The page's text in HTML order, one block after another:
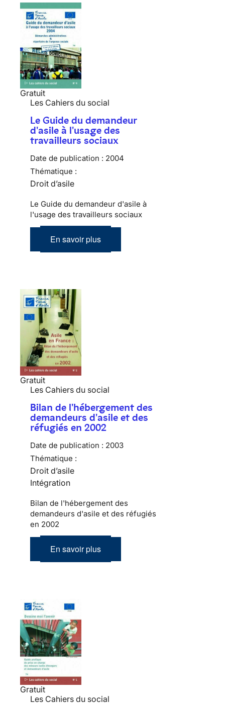
Gratuit
Les Cahiers du social
Le Guide du demandeur
d'asile à l'usage des
travailleurs sociaux
Date de publication : 2004
Thématique :
Droit d’asile
Le Guide du demandeur d'asile à
l'usage des travailleurs sociaux
En savoir plus
Gratuit
Les Cahiers du social
Bilan de l'hébergement des
demandeurs d'asile et des
réfugiés en 2002
Date de publication : 2003
Thématique :
Droit d’asile
Intégration
Bilan de l'hébergement des
demandeurs d'asile et des réfugiés
en 2002
En savoir plus
Gratuit
Les Cahiers du social